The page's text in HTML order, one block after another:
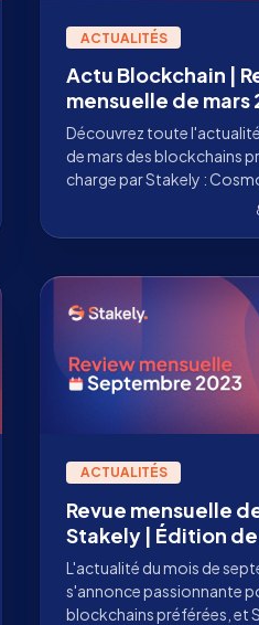
ACTUALITÉS
Actu Blockchain |
mensuelle de mars
Découvrez toute
de mars des blockchains
charge par Stakely :
Ethereum, Solana, et plus
ACTUALITÉS
Revue mensuelle
Stakely | Édition de
septembre 2023
L'actualité du mois de
s'annonce passionnante
blockchains préférées, et